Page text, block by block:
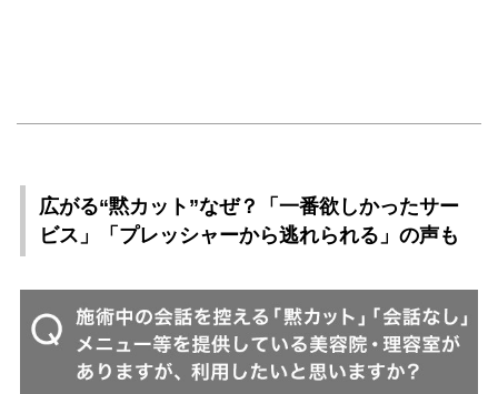
広がる“黙カット”なぜ？「一番欲しかったサー
ビス」「プレッシャーから逃れられる」の声も